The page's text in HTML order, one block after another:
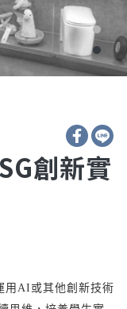
創新實
用AI或其他創新技術